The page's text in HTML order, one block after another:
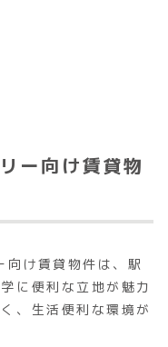
ー向け賃貸物
け賃貸物件は、駅
に便利な立地が魅力
、生活便利な環境が